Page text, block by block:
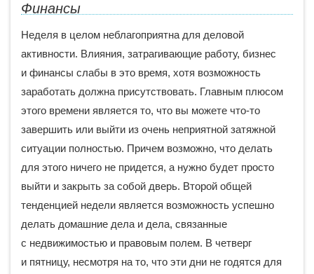
Финансы
Неделя в целом неблагоприятна для деловой
активности. Влияния, затрагивающие работу, бизнес
и финансы слабы в это время, хотя возможность
заработать должна присутствовать. Главным плюсом
этого времени является то, что вы можете что-то
завершить или выйти из очень неприятной затяжной
ситуации полностью. Причем возможно, что делать
для этого ничего не придется, а нужно будет просто
выйти и закрыть за собой дверь. Второй общей
тенденцией недели является возможность успешно
делать домашние дела и дела, связанные
с недвижимостью и правовым полем. В четверг
и пятницу, несмотря на то, что эти дни не годятся для